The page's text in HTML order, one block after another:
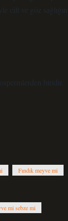
cilt ve göz
biridir.
Fındık meyve mi
mi sebze mi